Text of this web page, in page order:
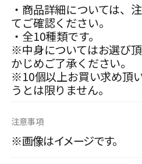
・商品詳細については、
てご確認ください。
・全10種類です。
※中身についてはお選び
かじめご了承ください。
※10個以上お買い求め頂
うとは限りません。
注意事項
※画像はイメージです。